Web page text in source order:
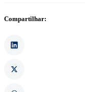
Compartilhar: